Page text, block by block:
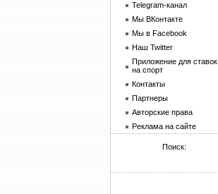
Telegram-канал
Мы ВКонтакте
Мы в Facebook
Наш Twitter
Приложение для ставок
на спорт
Контакты
Партнеры
Авторские права
Реклама на сайте
Поиск: